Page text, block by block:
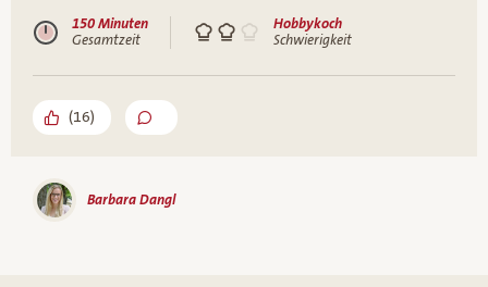
150 Minuten
Gesamtzeit
Hobbykoch
Schwierigkeit
(16)
Barbara Dangl